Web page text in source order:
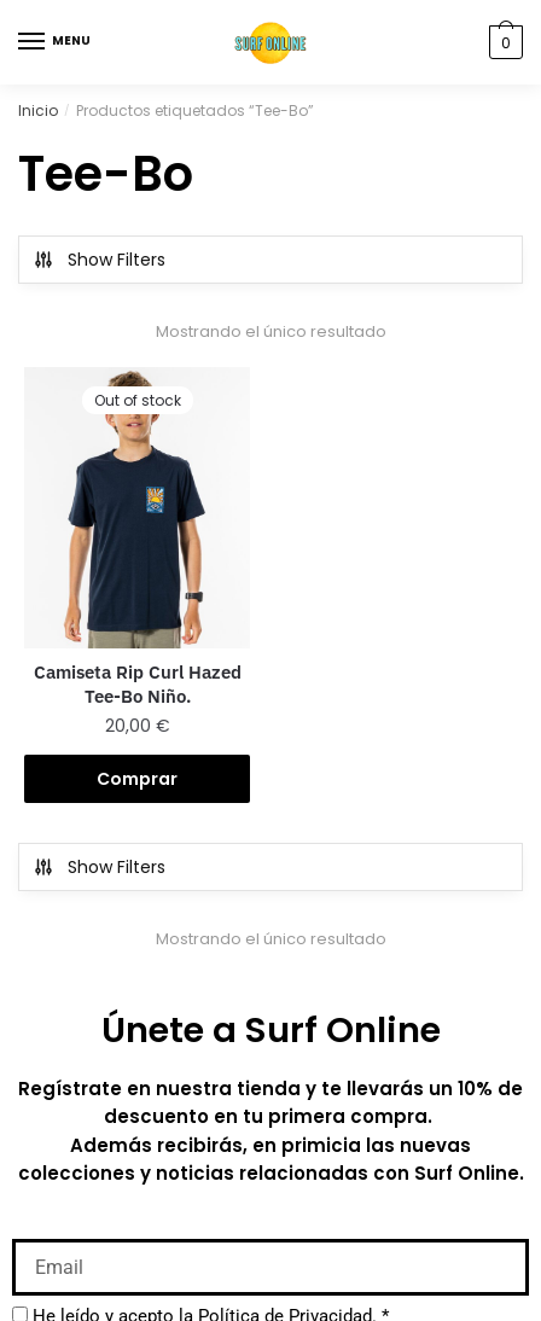
MENU 0
Inicio / Productos etiquetados “Tee-Bo”
Tee-Bo
Show Filters
Mostrando el único resultado
Out of stock
Camiseta Rip Curl Hazed
Tee-Bo Niño.
20,00 €
Comprar
Show Filters
Mostrando el único resultado
Únete a Surf Online
Regístrate en nuestra tienda y te llevarás un 10% de
descuento en tu primera compra.
Además recibirás, en primicia las nuevas
colecciones y noticias relacionadas con Surf Online.
He leído y acepto la Política de Privacidad. *